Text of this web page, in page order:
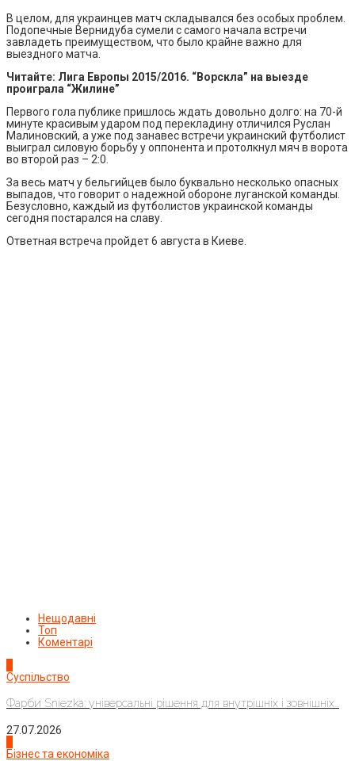
В целом, для украинцев матч складывался без особых проблем.
Подопечные Вернидуба сумели с самого начала встречи
завладеть преимуществом, что было крайне важно для
выездного матча.
Читайте: Лига Европы 2015/2016. “Ворскла” на выезде
проиграла “Жилине”
Первого гола публике пришлось ждать довольно долго: на 70-й
минуте красивым ударом под перекладину отличился Руслан
Малиновский, а уже под занавес встречи украинский футболист
выиграл силовую борьбу у оппонента и протолкнул мяч в ворота
во второй раз – 2:0.
За весь матч у бельгийцев было буквально несколько опасных
выпадов, что говорит о надежной обороне луганской команды.
Безусловно, каждый из футболистов украинской команды
сегодня постарался на славу.
Ответная встреча пройдет 6 августа в Киеве.
Нещодавні
Топ
Коментарі
Суспільство
Фарби Sniezka: універсальні рішення для внутрішніх і зовнішніх...
27.07.2026
Бізнес та економіка